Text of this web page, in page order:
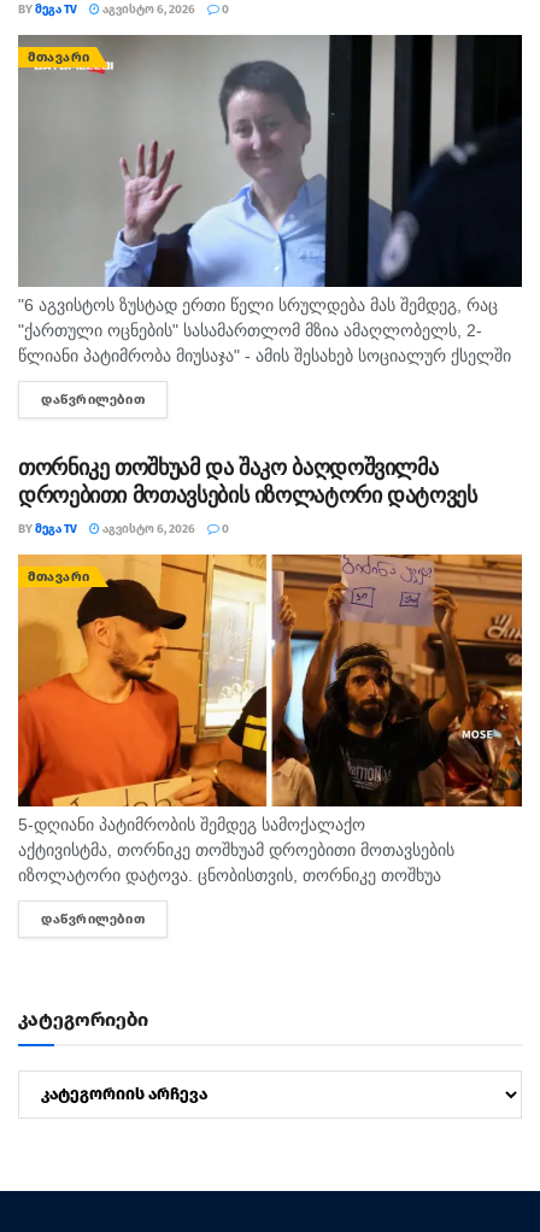
BYᲛᲔᲒᲐ TV ᲐᲒᲕᲘᲡᲢᲝ 6, 2026 0
ᲛᲗᲐᲕᲐᲠᲘ
"6 აგვისტოს ზუსტად ერთი წელი სრულდება მას შემდეგ, რაც
"ქართული ოცნების" სასამართლომ მზია ამაღლობელს, 2-
წლიანი პატიმრობა მიუსაჯა" - ამის შესახებ სოციალურ ქსელში
"მედიის ადვოკატირების კოალიცია" წერს და დაკავებულ
ჟურნალისტს სოლიდარობას უცხადებს. ორგანიზაცია...
ᲓᲐᲬᲕᲠᲘᲚᲔᲑᲘᲗ
თორნიკე თოშხუამ და შაკო ბაღდოშვილმა
დროებითი მოთავსების იზოლატორი დატოვეს
BYᲛᲔᲒᲐ TV ᲐᲒᲕᲘᲡᲢᲝ 6, 2026 0
ᲛᲗᲐᲕᲐᲠᲘ
5-დღიანი პატიმრობის შემდეგ სამოქალაქო
აქტივისტმა, თორნიკე თოშხუამ დროებითი მოთავსების
იზოლატორი დატოვა. ცნობისთვის, თორნიკე თოშხუა
პოლიციამ 31 ივლისს, თბილისის საკრებულოსთან
დააკავა. მას ხელში ეკავა ბანერი "ბიძინა ყ - არაა/არის?".
ᲓᲐᲬᲕᲠᲘᲚᲔᲑᲘᲗ
კატეგორიები
კატეგორიები